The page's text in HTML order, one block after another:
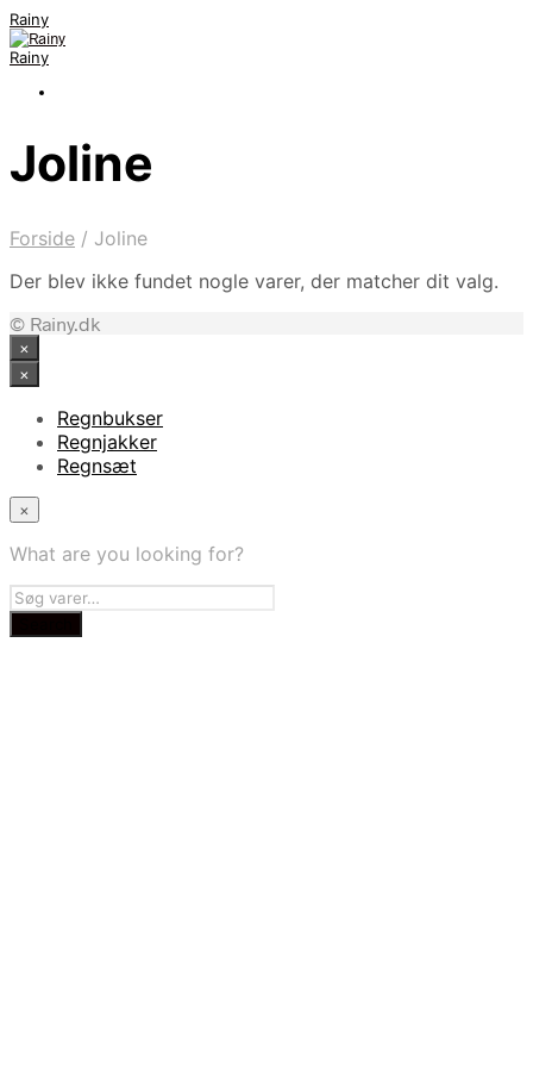
Rainy
Rainy
Joline
Forside / Joline
Der blev ikke fundet nogle varer, der matcher dit valg.
© Rainy.dk
×
×
Regnbukser
Regnjakker
Regnsæt
×
What are you looking for?